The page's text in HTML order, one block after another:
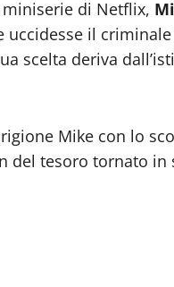
di Netflix,
uccidesse il
scelta deriva
Mike con lo
del tesoro tornato